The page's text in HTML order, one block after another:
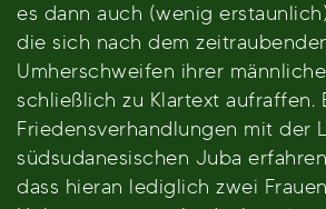
es dann auch (wenig
die sich nach dem
Umherschweifen ihrer
schließlich zu Klartext aufraffen.
Friedensverhandlungen mit der
südsudanesischen Juba
dass hieran lediglich zwei